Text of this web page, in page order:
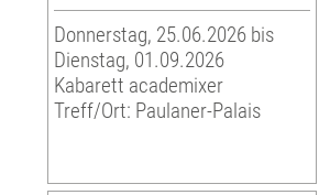
Donnerstag, 25.06.2026 bis
Dienstag, 01.09.2026
Kabarett academixer
Treff/Ort: Paulaner-Palais